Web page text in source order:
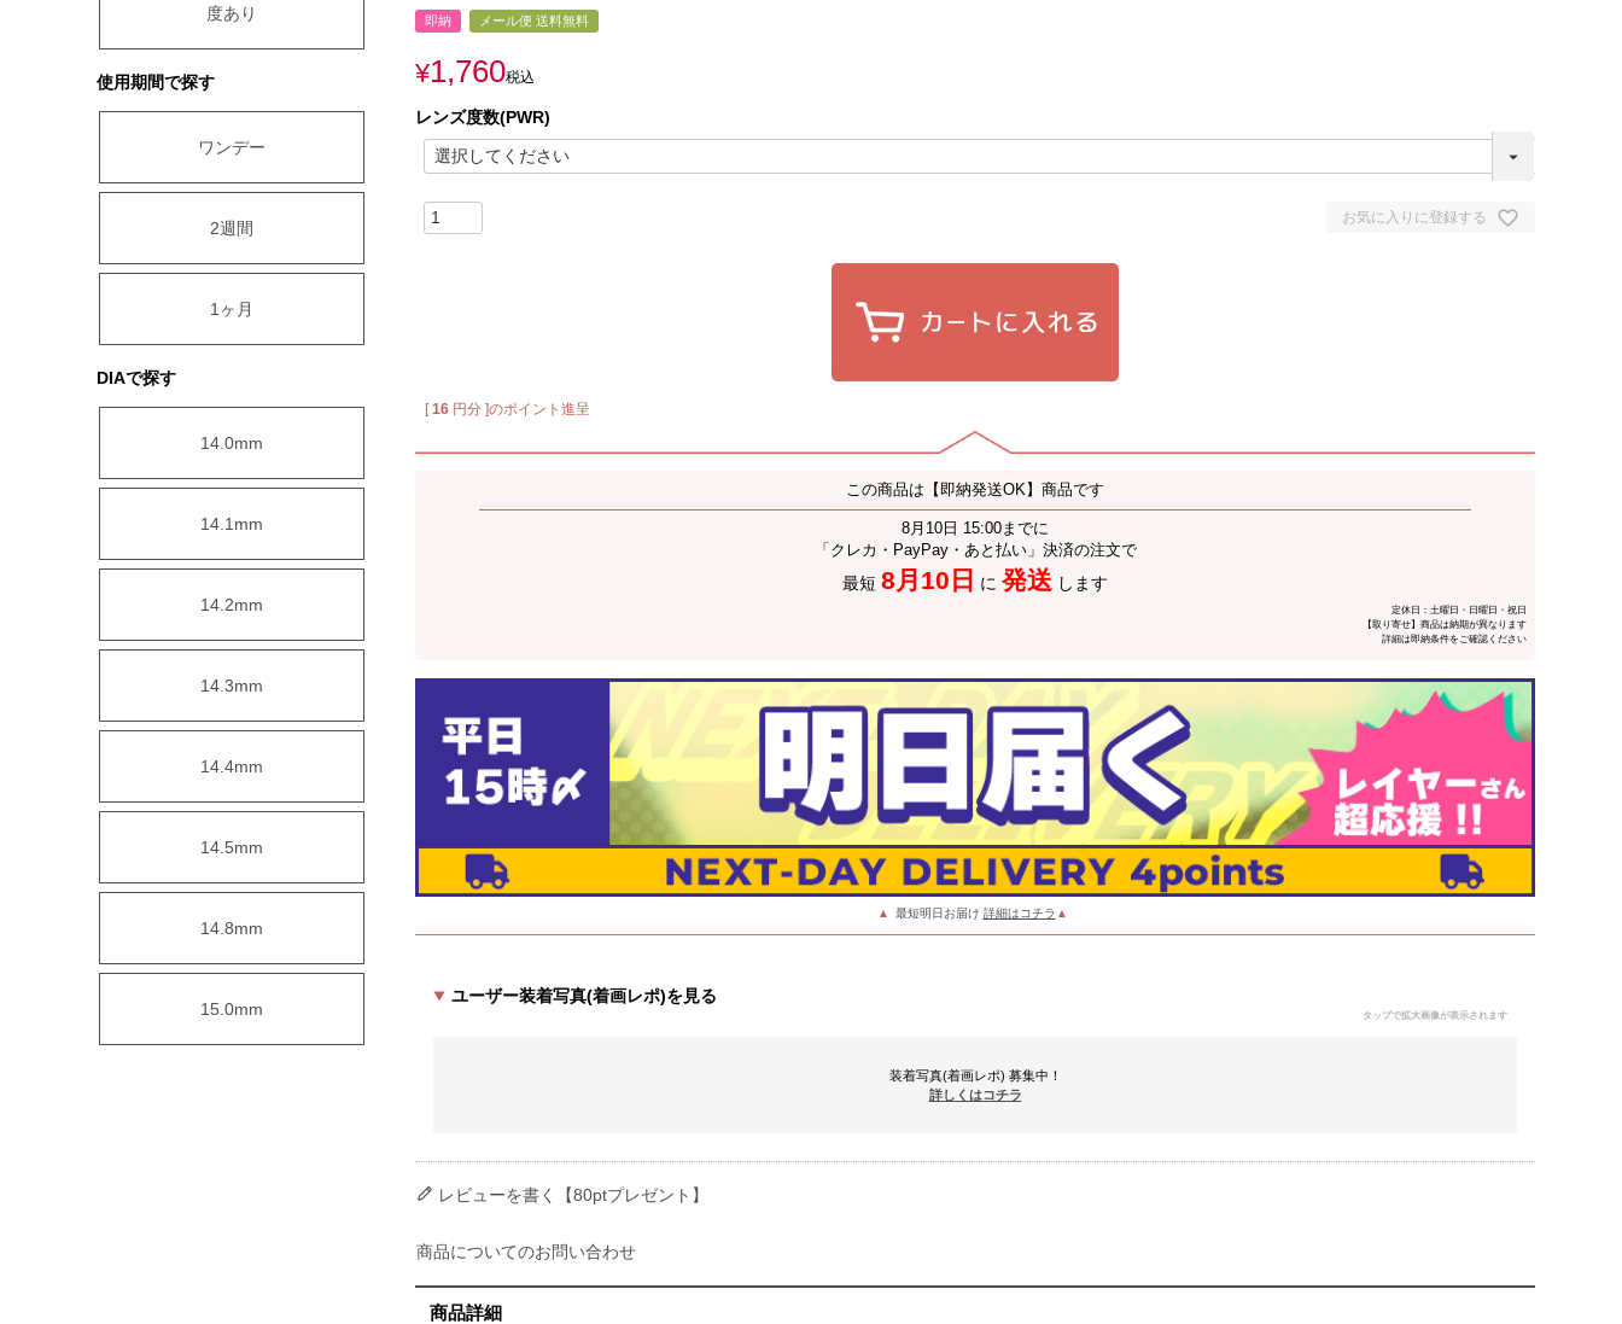
度あり
使用期間で探す
ワンデー
2週間
1ヶ月
DIAで探す
14.0mm
14.1mm
14.2mm
14.3mm
14.4mm
14.5mm
14.8mm
15.0mm
即納 メール便 送料無料
¥1,760税込
レンズ度数(PWR)
お気に入りに登録する
[16 円分 ]のポイント進呈
この商品は【即納発送OK】商品です
8月10日 15:00までに
「クレカ・PayPay・あと払い」決済の注文で
最短 8月10日 に 発送 します
定休日：土曜日・日曜日・祝日
【取り寄せ】商品は納期が異なります
詳細は即納条件をご確認ください
▲ 最短明日お届け 詳細はコチラ ▲
ユーザー装着写真(着画レポ)を見る
タップで拡大画像が表示されます
装着写真(着画レポ) 募集中！
詳しくはコチラ
レビューを書く【80ptプレゼント】
商品についてのお問い合わせ
商品詳細